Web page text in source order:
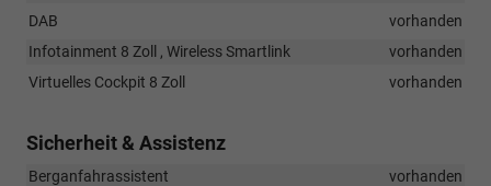
DAB
vorhanden
Infotainment 8 Zoll , Wireless Smartlink
vorhanden
Virtuelles Cockpit 8 Zoll
vorhanden
Sicherheit & Assistenz
Berganfahrassistent
vorhanden